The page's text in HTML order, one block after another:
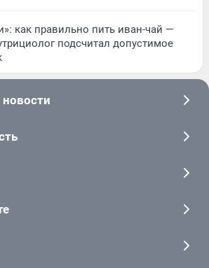
как правильно пить иван-чай —
подсчитал допустимое